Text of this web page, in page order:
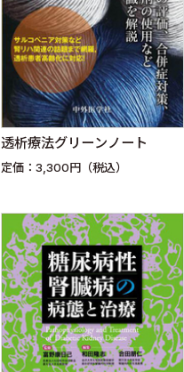
透析療法グリーンノート
定価：3,300円（税込）